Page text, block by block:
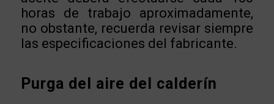
horas de trabajo aproximadamente,
no obstante, recuerda revisar siempre
las especificaciones del fabricante.
Purga del aire del calderín